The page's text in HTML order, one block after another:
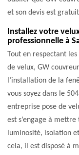
et son devis est
Installez votre
professionnelle à
Tout en respectant
de velux, GW
l’installation de la
vous soyez dans le
entreprise pose de
est s’engage à
luminosité, isolation
cela, il est disposé à